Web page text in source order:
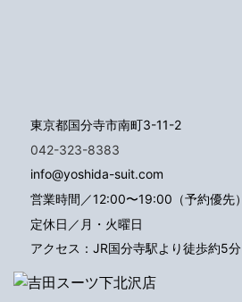
東京都国分寺市南町3-11-2
042-323-8383
info@yoshida-suit.com
営業時間／12:00〜19:00（予約優先）
定休日／月・火曜日
アクセス：JR国分寺駅より徒歩約5分